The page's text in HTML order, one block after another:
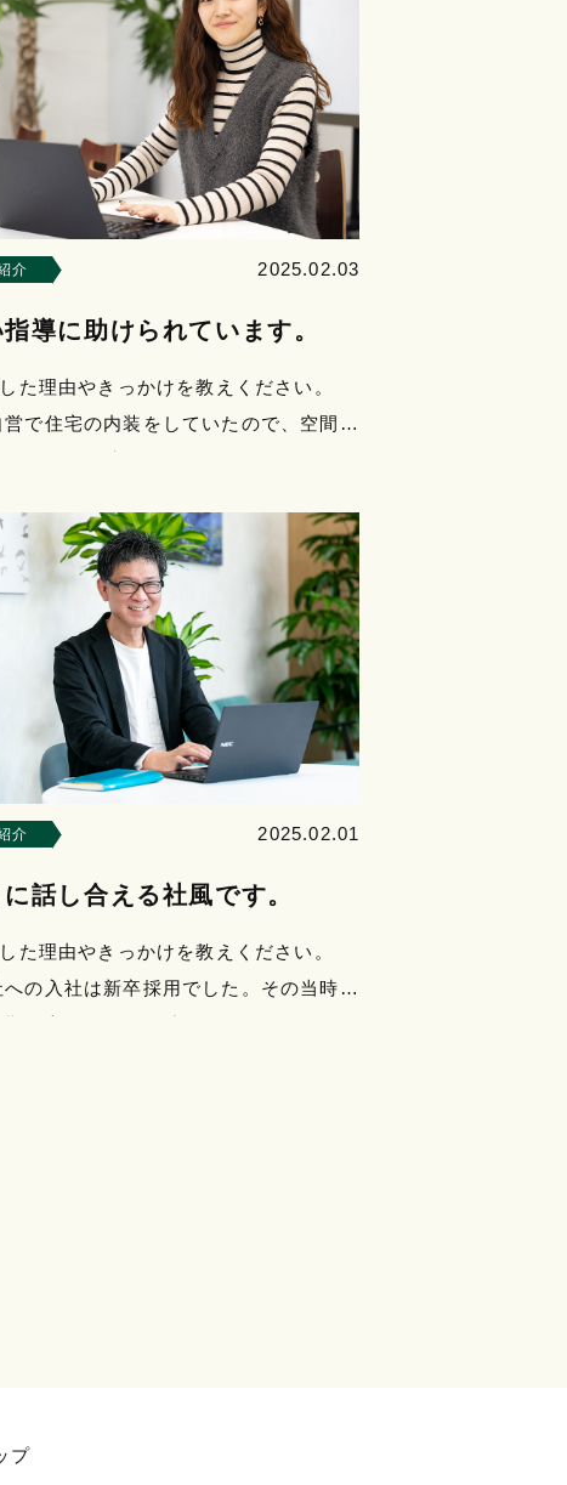
介 2025.02.03
導に助けられています。
た理由やきっかけを教えください。
営で住宅の内装をしていたので、空間づ
介 2025.02.01
話し合える社風です。
た理由やきっかけを教えください。
への入社は新卒採用でした。その当時は
プ